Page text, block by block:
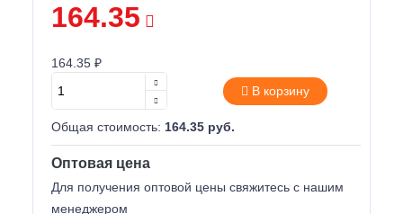
164.35
164.35 ₽
В корзину
Общая стоимость: 164.35 руб.
Оптовая цена
Для получения оптовой цены свяжитесь с нашим
менеджером